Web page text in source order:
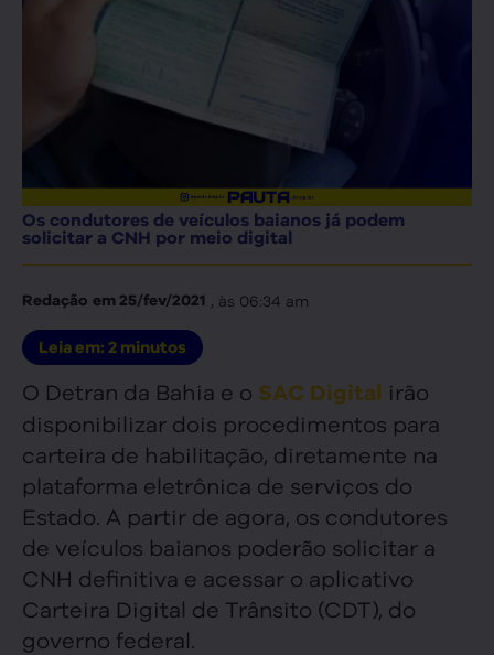
Os condutores de veículos baianos já podem
solicitar a CNH por meio digital
Redação em 25/fev/2021 , às 06:34 am
Leia em: 2 minutos
O Detran da Bahia e o SAC Digital irão
disponibilizar dois procedimentos para
carteira de habilitação, diretamente na
plataforma eletrônica de serviços do
Estado. A partir de agora, os condutores
de veículos baianos poderão solicitar a
CNH definitiva e acessar o aplicativo
Carteira Digital de Trânsito (CDT), do
governo federal.